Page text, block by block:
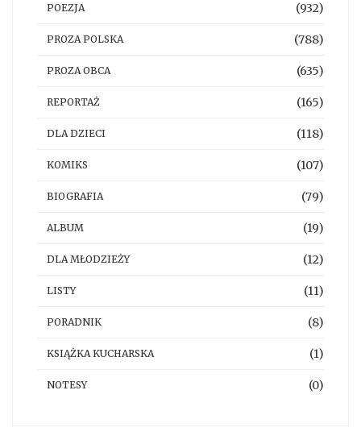
POEZJA (932)
PROZA POLSKA (788)
PROZA OBCA (635)
REPORTAŻ (165)
DLA DZIECI (118)
KOMIKS (107)
BIOGRAFIA (79)
ALBUM (19)
DLA MŁODZIEŻY (12)
LISTY (11)
PORADNIK (8)
KSIĄŻKA KUCHARSKA (1)
NOTESY (0)